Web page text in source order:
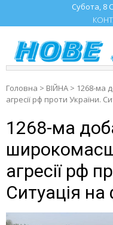
content
Субота, 8
Головна > ВІЙНА > 1268-ма
агресії рф проти України.
1268-ма
агресії рф
Ситуація на